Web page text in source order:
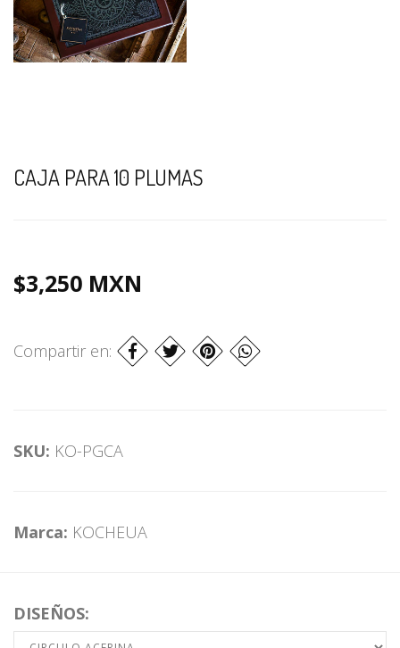
CAJA PARA 10 PLUMAS
$3,250 MXN
Compartir en:
SKU: KO-PGCA
Marca: KOCHEUA
DISEÑOS: